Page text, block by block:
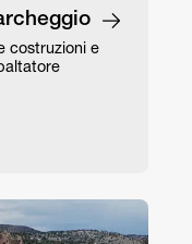
costruzioni e